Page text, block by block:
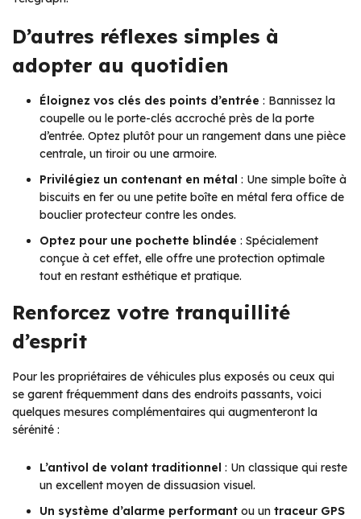
D’autres réflexes simples à
adopter au quotidien
Éloignez vos clés des points d’entrée : Bannissez la
coupelle ou le porte-clés accroché près de la porte
d’entrée. Optez plutôt pour un rangement dans une pièce
centrale, un tiroir ou une armoire.
Privilégiez un contenant en métal : Une simple boîte à
biscuits en fer ou une petite boîte en métal fera office de
bouclier protecteur contre les ondes.
Optez pour une pochette blindée : Spécialement
conçue à cet effet, elle offre une protection optimale
tout en restant esthétique et pratique.
Renforcez votre tranquillité
d’esprit
Pour les propriétaires de véhicules plus exposés ou ceux qui
se garent fréquemment dans des endroits passants, voici
quelques mesures complémentaires qui augmenteront la
sérénité :
L’antivol de volant traditionnel : Un classique qui reste
un excellent moyen de dissuasion visuel.
Un système d’alarme performant ou un traceur GPS